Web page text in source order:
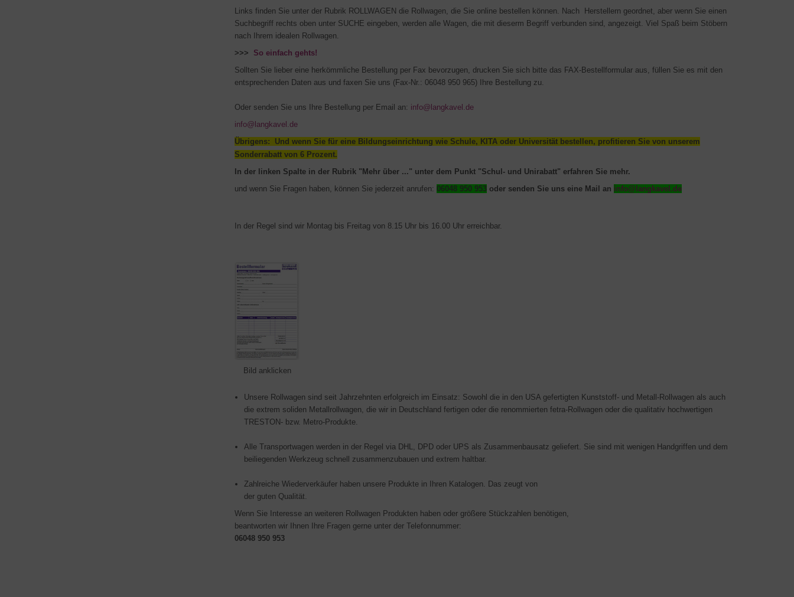
Links finden Sie unter der Rubrik ROLLWAGEN die Rollwagen, die Sie online bestellen können. Nach Herstellern geordnet, aber wenn Sie einen
Suchbegriff rechts oben unter SUCHE eingeben, werden alle Wagen, die mit dieserm Begriff verbunden sind, angezeigt. Viel Spaß beim Stöbern
nach Ihrem idealen Rollwagen.
>>>
So einfach gehts!
Sollten Sie lieber eine herkömmliche Bestellung per Fax bevorzugen, drucken Sie sich bitte das FAX-Bestell­formular aus, füllen Sie es mit den
entsprechenden Daten aus und faxen Sie uns (Fax-Nr.: 06048 950 965) Ihre Bestellung zu.
Oder senden Sie uns Ihre Bestellung per Email an: info@langkavel.de
info@langkavel.de
Übrigens: Und wenn Sie für eine Bildungseinrichtung wie Schule, KITA oder Universität bestellen, profitieren Sie von unserem
Sonderrabatt von 6 Prozent.
In der linken Spalte in der Rubrik "Mehr über ..." unter dem Punkt "Schul- und Unirabatt" erfahren Sie mehr.
und wenn Sie Fragen haben, können Sie jederzeit anrufen: 06048 950 953 oder senden Sie uns eine Mail an info@langkavel.de
In der Regel sind wir Montag bis Freitag von 8.15 Uhr bis 16.00 Uhr erreichbar.
Bild anklicken
Unsere Roll­wagen sind seit Jahr­zehnten erfolg­reich im Einsatz: Sowohl die in den USA gefertigten Kunst­stoff- und Metall-Roll­wagen als auch
die extrem soliden Metall­roll­wagen, die wir in Deutsch­land fertigen oder die renommierten fetra-Rollwagen oder die qualitativ hochwertigen
TRESTON- bzw. Metro-Produkte.
Alle Transportwagen werden in der Regel via DHL, DPD oder UPS als Zusammen­bau­satz geliefert. Sie sind mit wenigen Hand­griffen und dem
bei­liegenden Werk­zeug schnell zusammen­zu­bauen und extrem halt­bar.
Zahl­reiche Wieder­verkäufer haben unsere Produkte in Ihren Kata­logen. Das zeugt von
der guten Qualität.
Wenn Sie Interesse an weiteren Roll­wagen Produkten haben oder größere Stückzahlen benötigen,
beant­worten wir Ihnen Ihre Fragen gerne unter der Telefonnummer:
06048 950 953